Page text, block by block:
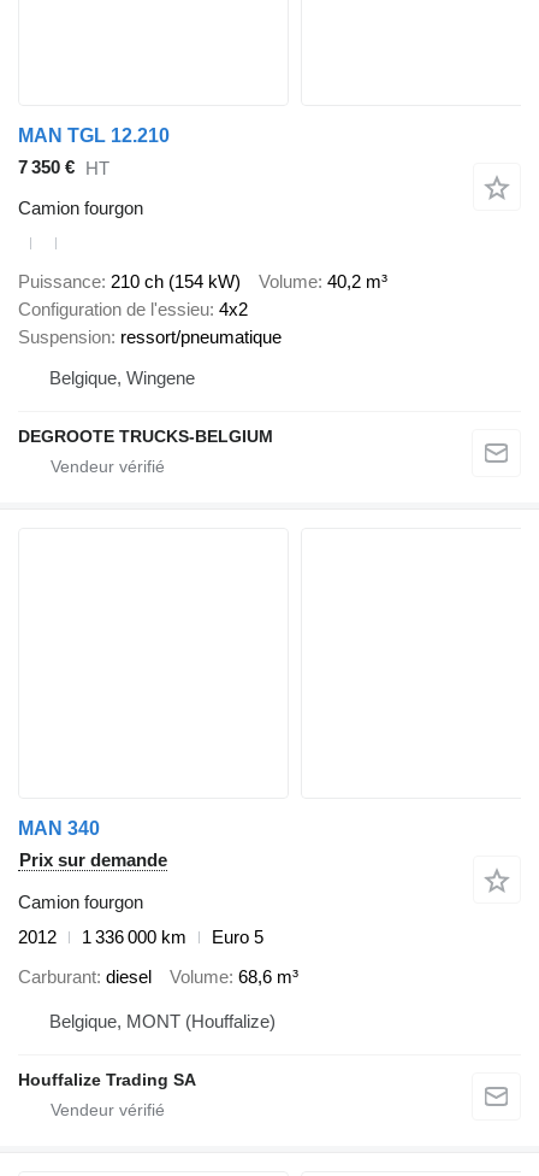
MAN TGL 12.210
7 350 €
HT
Camion fourgon
Puissance 210 ch (154 kW) Volume 40,2 m³
Configuration de l'essieu 4x2
Suspension ressort/pneumatique
Belgique, Wingene
DEGROOTE TRUCKS-BELGIUM
MAN 340
Prix sur demande
Camion fourgon
2012
1 336 000 km
Euro 5
Carburant diesel Volume 68,6 m³
Belgique, MONT (Houffalize)
Houffalize Trading SA